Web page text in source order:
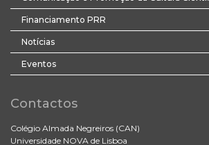
Financiamento PRR
Notícias
Eventos
Contactos
Colégio Almada Negreiros (CAN)
Universidade NOVA de Lisboa